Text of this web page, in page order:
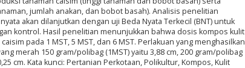
jumlah anakan, dan bobot basah). Analisis penelitian
akan dilanjutkan dengan uji Beda Nyata Terkecil (BNT) untuk
kontrol. Hasil penelitian menunjukkan bahwa dosis kompos kulit
pada 1 MST, 5 MST, dan 6 MST. Perlakuan yang menghasilkan
merah 150 gram/polibag (1MST) yaitu 3,88 cm, 200 gram/polibag
cm. Kata kunci: Pertanian Perkotaan, Polikultur, Kompos, Kulit